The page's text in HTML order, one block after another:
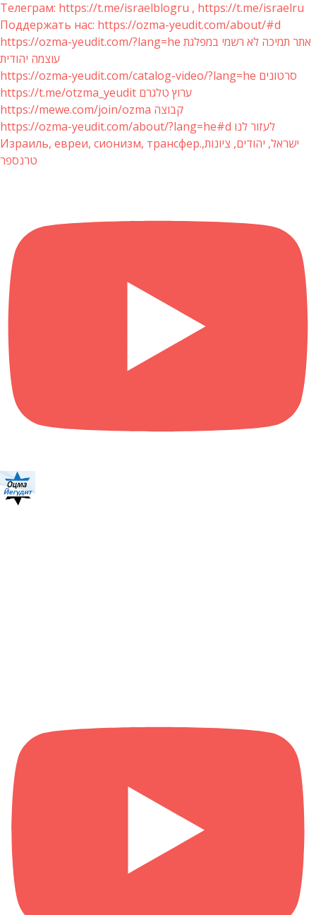
Телеграм: https://t.me/israelblogru , https://t.me/israelru
Поддержать нас: https://ozma-yeudit.com/about/#d
https://ozma-yeudit.com/?lang=he אתר תמיכה לא רשמי במפלגת
עוצמה יהודית
https://ozma-yeudit.com/catalog-video/?lang=he סרטונים
https://t.me/otzma_yeudit ערוץ טלגרם
https://mewe.com/join/ozma קבוצה
https://ozma-yeudit.com/about/?lang=he#d לעזור לנו
Израиль, евреи, сионизм, трансфер.ישראל, יהודים, ציונות,
טרנספר